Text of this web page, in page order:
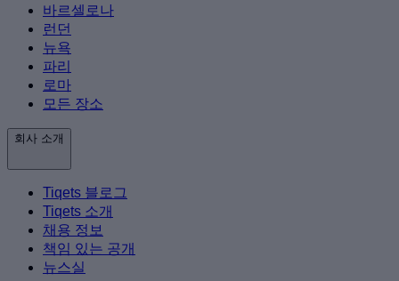
바르셀로나
런던
뉴욕
파리
로마
모든 장소
회사 소개
Tiqets 블로그
Tiqets 소개
채용 정보
책임 있는 공개
뉴스실